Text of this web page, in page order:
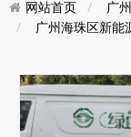
网站首页
广
广州海珠区新能